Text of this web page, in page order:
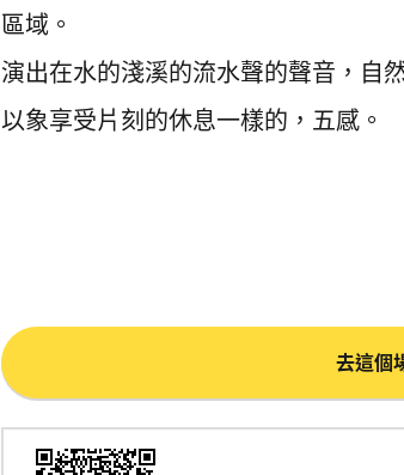
區域。
演出在水的淺溪的流水聲的聲音，自
以象享受片刻的休息一樣的，五感。
去這個